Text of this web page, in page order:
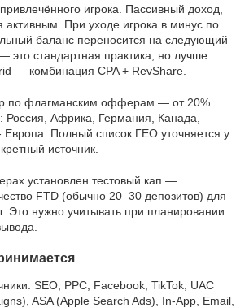
игрока. Пассивный доход,
активным. При уходе игрока в минус по
баланс переносится на следующий
это стандартная практика, но лучше
— комбинация CPA + RevShare.
по флагманским офферам — от 20%.
Африка, Германия, Канада,
Европа. Полный список ГЕО уточняется у
источник.
установлен тестовый кап —
FTD (обычно 20–30 депозитов) для
Это нужно учитывать при планировании
SEO, PPC, Facebook, TikTok, UAC
ASA (Apple Search Ads), In-App, Email,